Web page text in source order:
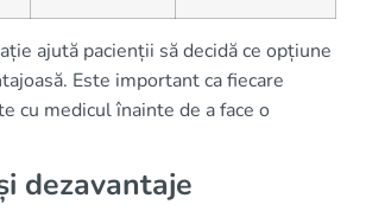
ajută pacienții să decidă ce opțiune
Este important ca fiecare
cu medicul înainte de a face o
dezavantaje